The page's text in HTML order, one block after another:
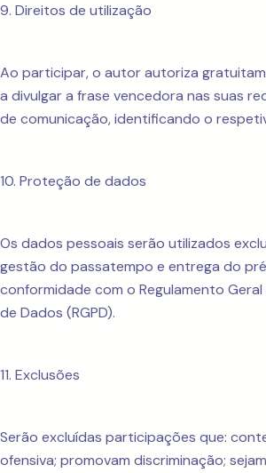
9. Direitos de utilização
Ao participar, o autor autoriza
a divulgar a frase vencedora nas suas
de comunicação, identificando o
10. Proteção de dados
Os dados pessoais serão utilizados
gestão do passatempo e entrega do
conformidade com o Regulamento
de Dados (RGPD).
11. Exclusões
Serão excluídas participações que:
ofensiva; promovam discriminação;